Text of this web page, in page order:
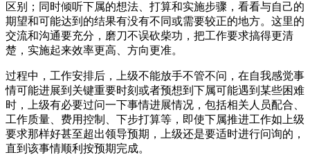
区别；同时倾听下属的想法、打算和实施步骤，看看与自己的
期望和可能达到的结果有没有不同或需要较正的地方。这里的
交流和沟通要充分，磨刀不误砍柴功，把工作要求搞得更清
楚，实施起来效率更高、方向更准。
过程中，工作安排后，上级不能放手不管不问，在自我感觉事
情可能进展到关键重要时刻或者预想到下属可能遇到某些困难
时，上级有必要过问一下事情进展情况，包括相关人员配合、
工作质量、费用控制、下步打算等，即使下属推进工作如上级
要求那样好甚至超出领导预期，上级还是要适时进行问询的，
直到该事情顺利按预期完成。